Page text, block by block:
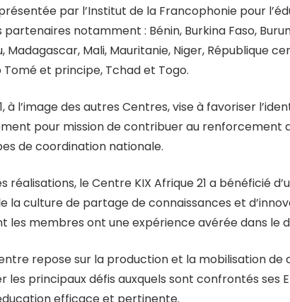
par l’Institut de la Francophonie pour
notamment : Bénin, Burkina Faso,
Madagascar, Mali, Mauritanie, Niger, République
Tomé et principe, Tchad et Togo.
à l’image des autres Centres, vise à favoriser
pour mission de contribuer au
de coordination nationale.
le Centre KIX Afrique 21 a bénéficié
la culture de partage de connaissances et
les membres ont une expérience avérée dans le
repose sur la production et la mobilisation
les principaux défis auxquels sont confrontés
efficace et pertinente.